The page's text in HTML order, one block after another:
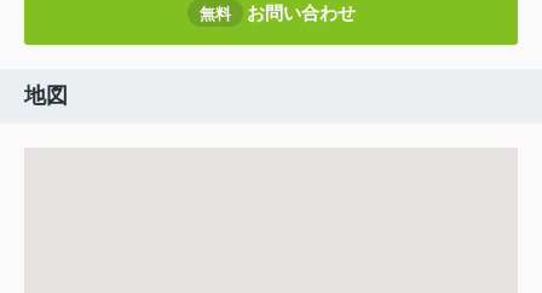
無料 お問い合わせ
地図